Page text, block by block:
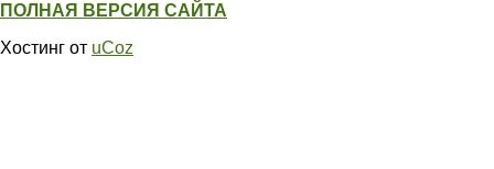
ПОЛНАЯ ВЕРСИЯ САЙТА
Хостинг от uCoz